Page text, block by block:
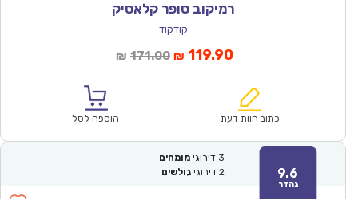
רמיקוב סופר קלאסיק
קודקוד
₪ 171.00המחיר
₪171.00.
₪ 119.90המחיר
הוא:
כתוב חוות דעת הוספה לסל
9.6
נהדר
3 דירוגי מומחים
2 דירוגי גולשים